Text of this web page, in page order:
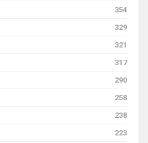
354
329
321
317
290
258
238
223